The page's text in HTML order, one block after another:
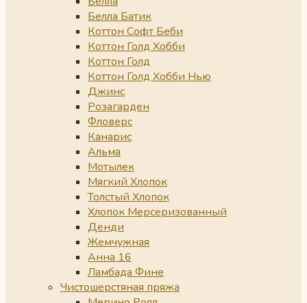
Белла Батик
Коттон Софт Беби
Коттон Голд Хобби
Коттон Голд
Коттон Голд Хобби Нью
Джинс
Розагарден
Фловерс
Канарис
Альма
Мотылек
Мягкий Хлопок
Толстый Хлопок
Хлопок Мерсеризованный
Денди
Жемчужная
Анна 16
Ламбада Фине
Чистошерстяная пряжа